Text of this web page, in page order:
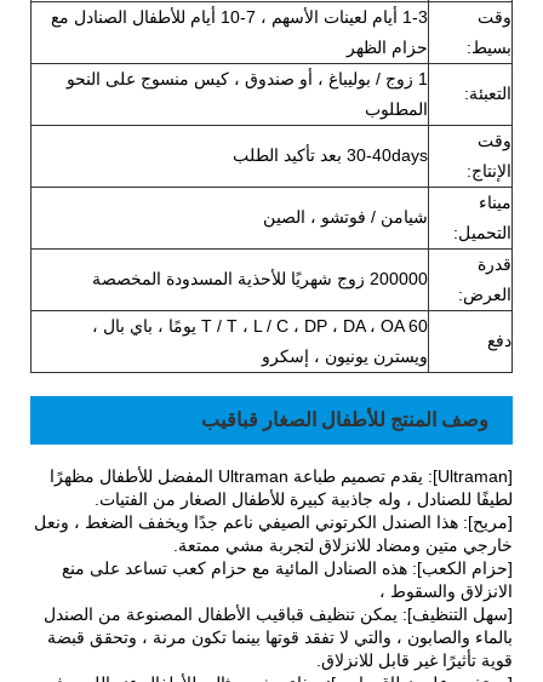
وقت
بسيط:
1-3 أيام لعينات الأسهم ، 7-10 أيام للأطفال الصنادل مع
حزام الظهر
التعبئة:
1 زوج / بوليباغ ، أو صندوق ، كيس منسوج على النحو
المطلوب
وقت
الإنتاج:
30-40days بعد تأكيد الطلب
ميناء
التحميل:
شيامن / فوتشو ، الصين
قدرة
العرض:
200000 زوج شهريًا للأحذية المسدودة المخصصة
دفع
T / T ، L / C ، DP ، DA ، OA 60 يومًا ، باي بال ،
ويسترن يونيون ، إسكرو
وصف المنتج للأطفال الصغار قباقيب
[Ultraman]: يقدم تصميم طباعة Ultraman المفضل للأطفال مظهرًا
لطيفًا للصنادل ، وله جاذبية كبيرة للأطفال الصغار من الفتيات.
[مريح]: هذا الصندل الكرتوني الصيفي ناعم جدًا ويخفف الضغط ، ونعل
خارجي متين ومضاد للانزلاق لتجربة مشي ممتعة.
[حزام الكعب]: هذه الصنادل المائية مع حزام كعب تساعد على منع
الانزلاق والسقوط ،
[سهل التنظيف]: يمكن تنظيف قباقيب الأطفال المصنوعة من الصندل
بالماء والصابون ، والتي لا تفقد قوتها بينما تكون مرنة ، وتحقق قبضة
قوية تأثيرًا غير قابل للانزلاق.